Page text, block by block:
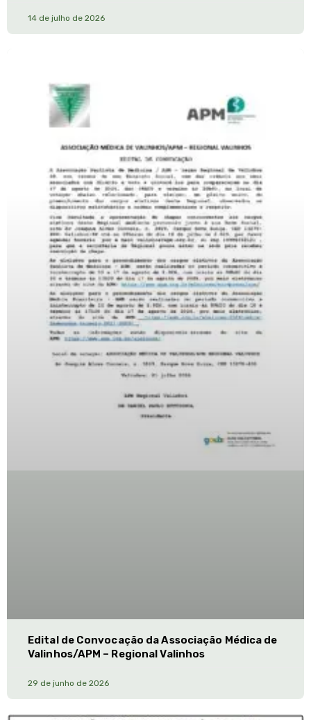
14 de julho de 2026
Edital de Convocação da Associação Médica de
Valinhos/APM – Regional Valinhos
29 de junho de 2026